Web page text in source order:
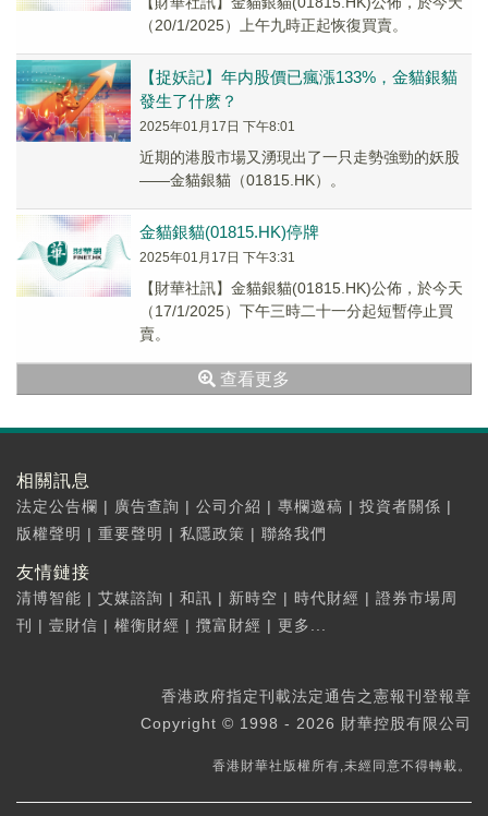
（20/1/2025）上午九時正起恢復買賣。
【捉妖記】年内股價已瘋漲133%，金貓銀貓
發生了什麽？
2025年01月17日 下午8:01
近期的港股市場又湧現出了一只走勢強勁的妖股
——金貓銀貓（01815.HK）。
金貓銀貓(01815.HK)停牌
2025年01月17日 下午3:31
【財華社訊】金貓銀貓(01815.HK)公佈，於今天
（17/1/2025）下午三時二十一分起短暫停止買
賣。
查看更多
相關訊息
法定公告欄 | 廣告查詢 | 公司介紹 | 專欄邀稿 | 投資者關係 |
版權聲明 | 重要聲明 | 私隱政策 | 聯絡我們
友情鏈接
清博智能 | 艾媒諮詢 | 和訊 | 新時空 | 時代財經 | 證券市場周
刊
| 壹財信 | 權衡財經 | 攬富財經 | 更多...
香港政府指定刊載法定通告之憲報刊登報章
Copyright © 1998 - 2026 財華控股有限公司
香港財華社版權所有,未經同意不得轉載。